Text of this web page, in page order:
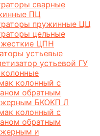
сварные
ПЦ
пружинные ЦЦ
цельные
ЦПН
устьевые
устьевой ГУ
колонный с
обратным
БКОКП Л
колонный с
обратным
и